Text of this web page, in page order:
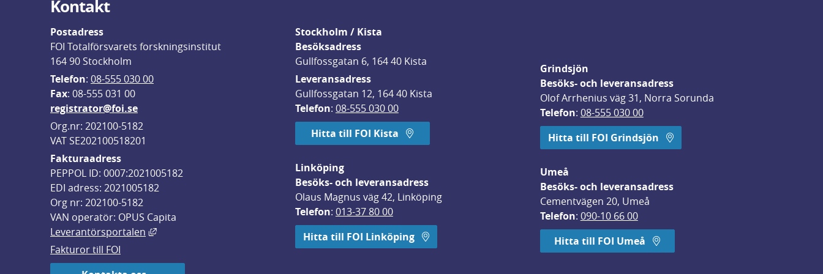
Kontakt
Postadress
FOI Totalförsvarets forskningsinstitut
164 90 Stockholm
Telefon: 08-555 030 00
Fax: 08-555 031 00
registrator@foi.se
Org.nr: 202100-5182
VAT SE202100518201
Fakturaadress
PEPPOL ID: 0007:2021005182
EDI adress: 2021005182
Org nr: 202100-5182
VAN operatör: OPUS Capita
Leverantörsportalen
Länk till annan webbplats, öppnas i nytt fönster.
Fakturor till FOI
Stockholm / Kista
Besöksadress
Gullfossgatan 6, 164 40 Kista
Leveransadress
Gullfossgatan 12, 164 40 Kista
Telefon: 08-555 030 00
Hitta till FOI Kista
Linköping
Besöks- och leveransadress
Olaus Magnus väg 42, Linköping
Telefon: 013-37 80 00
Hitta till FOI Linköping
Grindsjön
Besöks- och leveransadress
Olof Arrhenius väg 31, Norra Sorunda
Telefon: 08-555 030 00
Hitta till FOI Grindsjön
Umeå
Besöks- och leveransadress
Cementvägen 20, Umeå
Telefon: 090-10 66 00
Hitta till FOI Umeå